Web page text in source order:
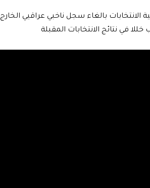
بالغاء سجل ناخبي عراقيي الخارج
في نتائج الانتخابات المقبلة